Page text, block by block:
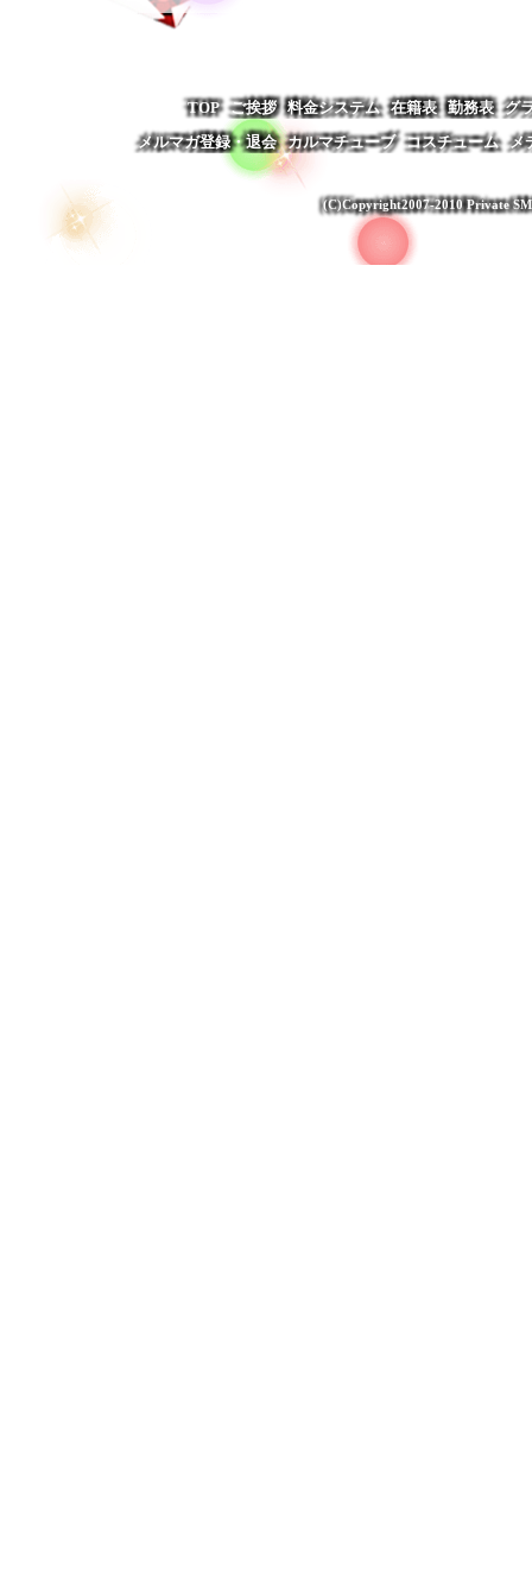
TOP ご挨拶 料金システム 在籍表 勤務表 グ
メルマガ登録・退会 カルマチューブ コスチューム メ
(C)Copyright2007-2010 Private